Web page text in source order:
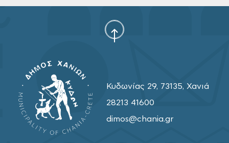
Κυδωνίας 29, 73135, Χανιά
28213 41600
dimos@chania.gr